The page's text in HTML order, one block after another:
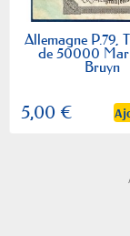
Allemagne P.79,
de 50000
Bruyn
5,00 €